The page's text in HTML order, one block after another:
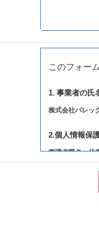
このフォー
1. 事業者の氏
株式会社バレッ
2.個人情報保
管理者職名：代
連絡先：
（2）ご相談の
（3）当サイト